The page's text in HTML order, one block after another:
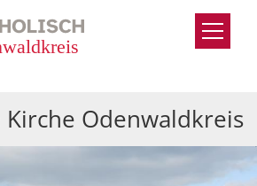
Kirche Odenwaldkreis